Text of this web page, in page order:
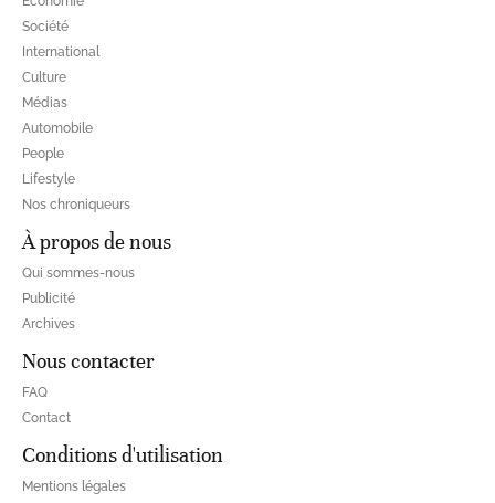
Société
International
Culture
Médias
Automobile
People
Lifestyle
Nos chroniqueurs
À propos de nous
Qui sommes-nous
Publicité
Archives
Nous contacter
FAQ
Contact
Conditions d'utilisation
Mentions légales